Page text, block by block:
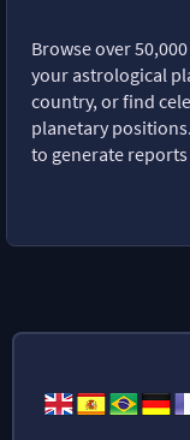
Browse over
your astrological
country, or find
planetary
to generate